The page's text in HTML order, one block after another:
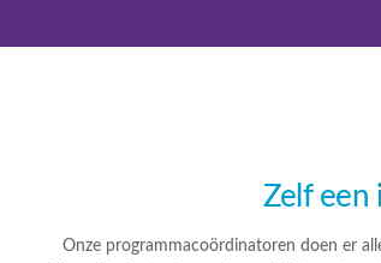
Zelf een
Onze programmacoördinatoren doen er